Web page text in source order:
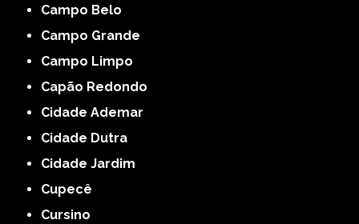
Campo Belo
Campo Grande
Campo Limpo
Capão Redondo
Cidade Ademar
Cidade Dutra
Cidade Jardim
Cupecê
Cursino